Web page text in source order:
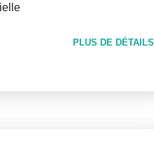
PLUS DE DÉTAILS